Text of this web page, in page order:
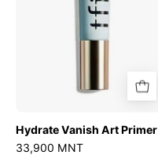
Hydrate Vanish Art Primer
33,900 MNT